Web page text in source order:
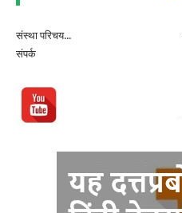
संस्था परिचय...
संपर्क